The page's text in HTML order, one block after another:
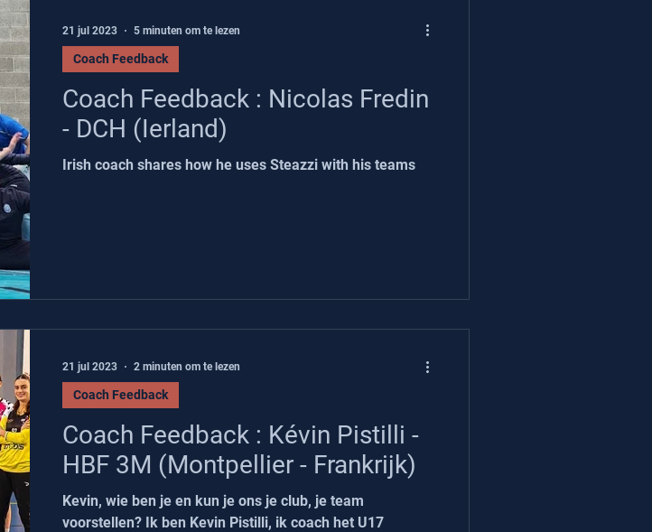
Coach Feedback : Nicolas Fredin
- DCH (Ierland)
Irish coach shares how he uses Steazzi with his teams
Coach Feedback
21 jul 2023 5 minuten om te lezen
Coach Feedback : Kévin Pistilli -
HBF 3M (Montpellier - Frankrijk)
Kevin, wie ben je en kun je ons je club, je team
voorstellen? Ik ben Kevin Pistilli, ik coach het U17
Coach Feedback
21 jul 2023 2 minuten om te lezen